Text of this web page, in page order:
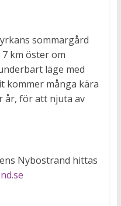
sommargård
km öster om
läge med
kommer många kära
år, för att njuta av
Nybostrand hittas